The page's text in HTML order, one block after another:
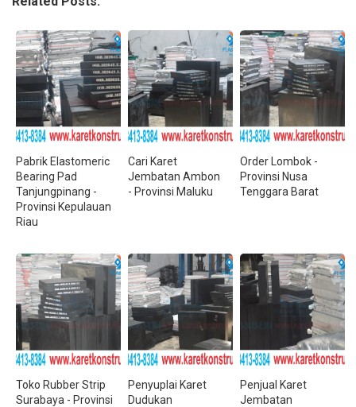
Pabrik Elastomeric
Bearing Pad
Tanjungpinang -
Provinsi Kepulauan
Riau
Cari Karet
Jembatan Ambon
- Provinsi Maluku
Order Lombok -
Provinsi Nusa
Tenggara Barat
Toko Rubber Strip
Surabaya - Provinsi
Penyuplai Karet
Dudukan
Penjual Karet
Jembatan